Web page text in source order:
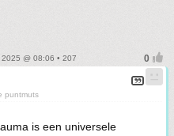
@ 08:06 • 207
puntmuts
is een universele